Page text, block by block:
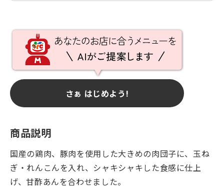
さぁ はじめよう!
商品説明
国産の鶏肉、豚肉を使用した大きめの肉団子に、玉ね
ぎ・れんこんを入れ、シャキシャキした食感に仕上
げ、甘酢あんを合わせました。